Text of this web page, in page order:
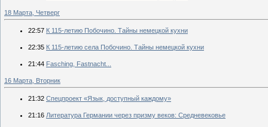
18 Марта, Четверг
22:57 К 115-летию Побочино. Тайны немецкой кухни
22:35 К 115-летию села Побочино. Тайны немецкой кухни
21:44 Fasching, Fastnacht...
16 Марта, Вторник
21:32 Спецпроект «Язык, доступный каждому»
21:16 Литература Германии через призму веков: Средневековье